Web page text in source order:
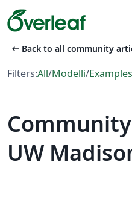
arrow_left_alt Back to all community
Filters:All/Modelli/Examples
UW